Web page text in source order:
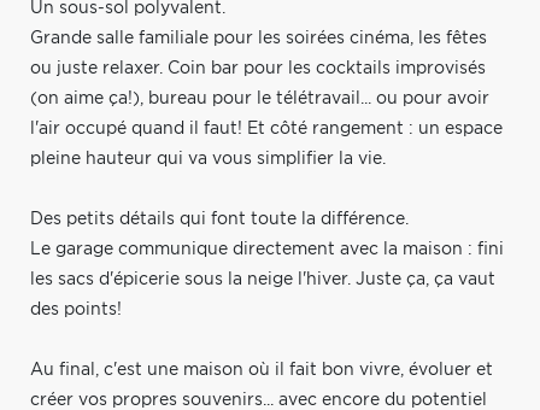
Un sous-sol polyvalent.
Grande salle familiale pour les soirées cinéma, les fêtes
ou juste relaxer. Coin bar pour les cocktails improvisés
(on aime ça!), bureau pour le télétravail... ou pour avoir
l'air occupé quand il faut! Et côté rangement : un espace
pleine hauteur qui va vous simplifier la vie.
Des petits détails qui font toute la différence.
Le garage communique directement avec la maison : fini
les sacs d'épicerie sous la neige l'hiver. Juste ça, ça vaut
des points!
Au final, c'est une maison où il fait bon vivre, évoluer et
créer vos propres souvenirs... avec encore du potentiel